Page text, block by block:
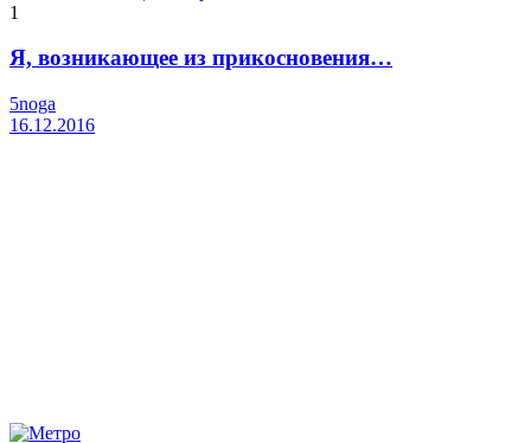
1
Я, возникающее из прикосновения…
5noga
16.12.2016